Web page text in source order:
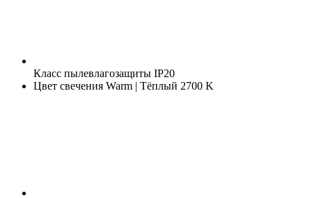
Класс пылевлагозащиты IP20
Цвет свечения Warm | Тёплый 2700 K